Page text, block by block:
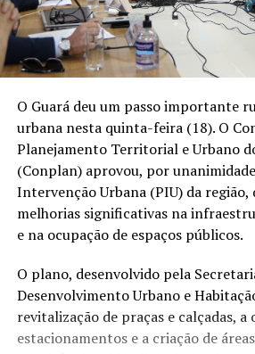
O Guará deu um passo importante
urbana nesta quinta-feira (18). O
Planejamento Territorial e Urbano
(Conplan) aprovou, por
Intervenção Urbana (PIU) da região,
melhorias significativas na
e na ocupação de espaços públicos.
O plano, desenvolvido pela
Desenvolvimento Urbano e
revitalização de praças e calçadas, a
estacionamentos e a criação de